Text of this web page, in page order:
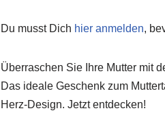
Du musst Dich hier anmelden,
Überraschen Sie Ihre Mutter mit
Das ideale Geschenk zum
Herz-Design. Jetzt entdecken!